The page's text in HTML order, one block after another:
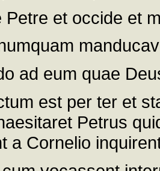
Petre et occide et
ad eum quae
est per ter et
Petrus
a Cornelio